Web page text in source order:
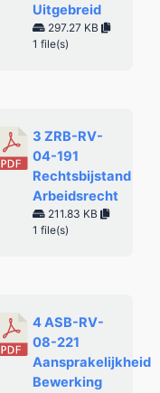
Uitgebreid
297.27 KB
1 file(s)
3 ZRB-RV-
04-191
Rechtsbijstand
Arbeidsrecht
211.83 KB
1 file(s)
4 ASB-RV-
08-221
Aansprakelijkheid
Bewerking